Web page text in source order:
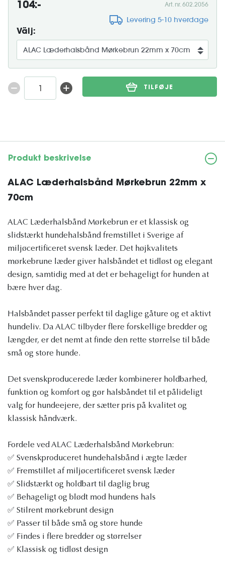
104:- Art. nr. 602.2056
Levering 5-10 hverdage
Välj:
TILFØJE
Produkt beskrivelse
ALAC Læderhalsbånd Mørkebrun 22mm x
70cm
ALAC Læderhalsbånd Mørkebrun er et klassisk og
slidstærkt hundehalsbånd fremstillet i Sverige af
miljøcertificeret svensk læder. Det højkvalitets
mørkebrune læder giver halsbåndet et tidløst og elegant
design, samtidig med at det er behageligt for hunden at
bære hver dag.
Halsbåndet passer perfekt til daglige gåture og et aktivt
hundeliv. Da ALAC tilbyder flere forskellige bredder og
længder, er det nemt at finde den rette størrelse til både
små og store hunde.
Det svenskproducerede læder kombinerer holdbarhed,
funktion og komfort og gør halsbåndet til et pålideligt
valg for hundeejere, der sætter pris på kvalitet og
klassisk håndværk.
Fordele ved ALAC Læderhalsbånd Mørkebrun:
✅ Svenskproduceret hundehalsbånd i ægte læder
✅ Fremstillet af miljøcertificeret svensk læder
✅ Slidstærkt og holdbart til daglig brug
✅ Behageligt og blødt mod hundens hals
✅ Stilrent mørkebrunt design
✅ Passer til både små og store hunde
✅ Findes i flere bredder og størrelser
✅ Klassisk og tidløst design